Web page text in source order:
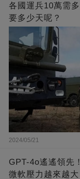
各國運兵10萬需
要多少天呢？
2024/05/21
GPT-4o遙遙領先
微軟壓力越來越大